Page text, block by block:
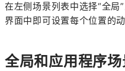
在左侧场景列表中选择“全局
界面中即可设置每个位置的动
全局和应用程序